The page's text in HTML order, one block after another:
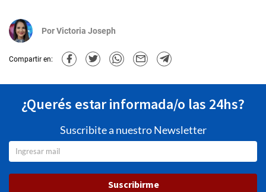
PorVictoria Joseph
Compartir en:
¿Querés estar informada/o las 24hs?
Suscribite a nuestro Newsletter
Suscribirme